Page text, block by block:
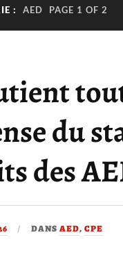
: AED PAGE 1 OF 2
du
des
DANSAED,CPE